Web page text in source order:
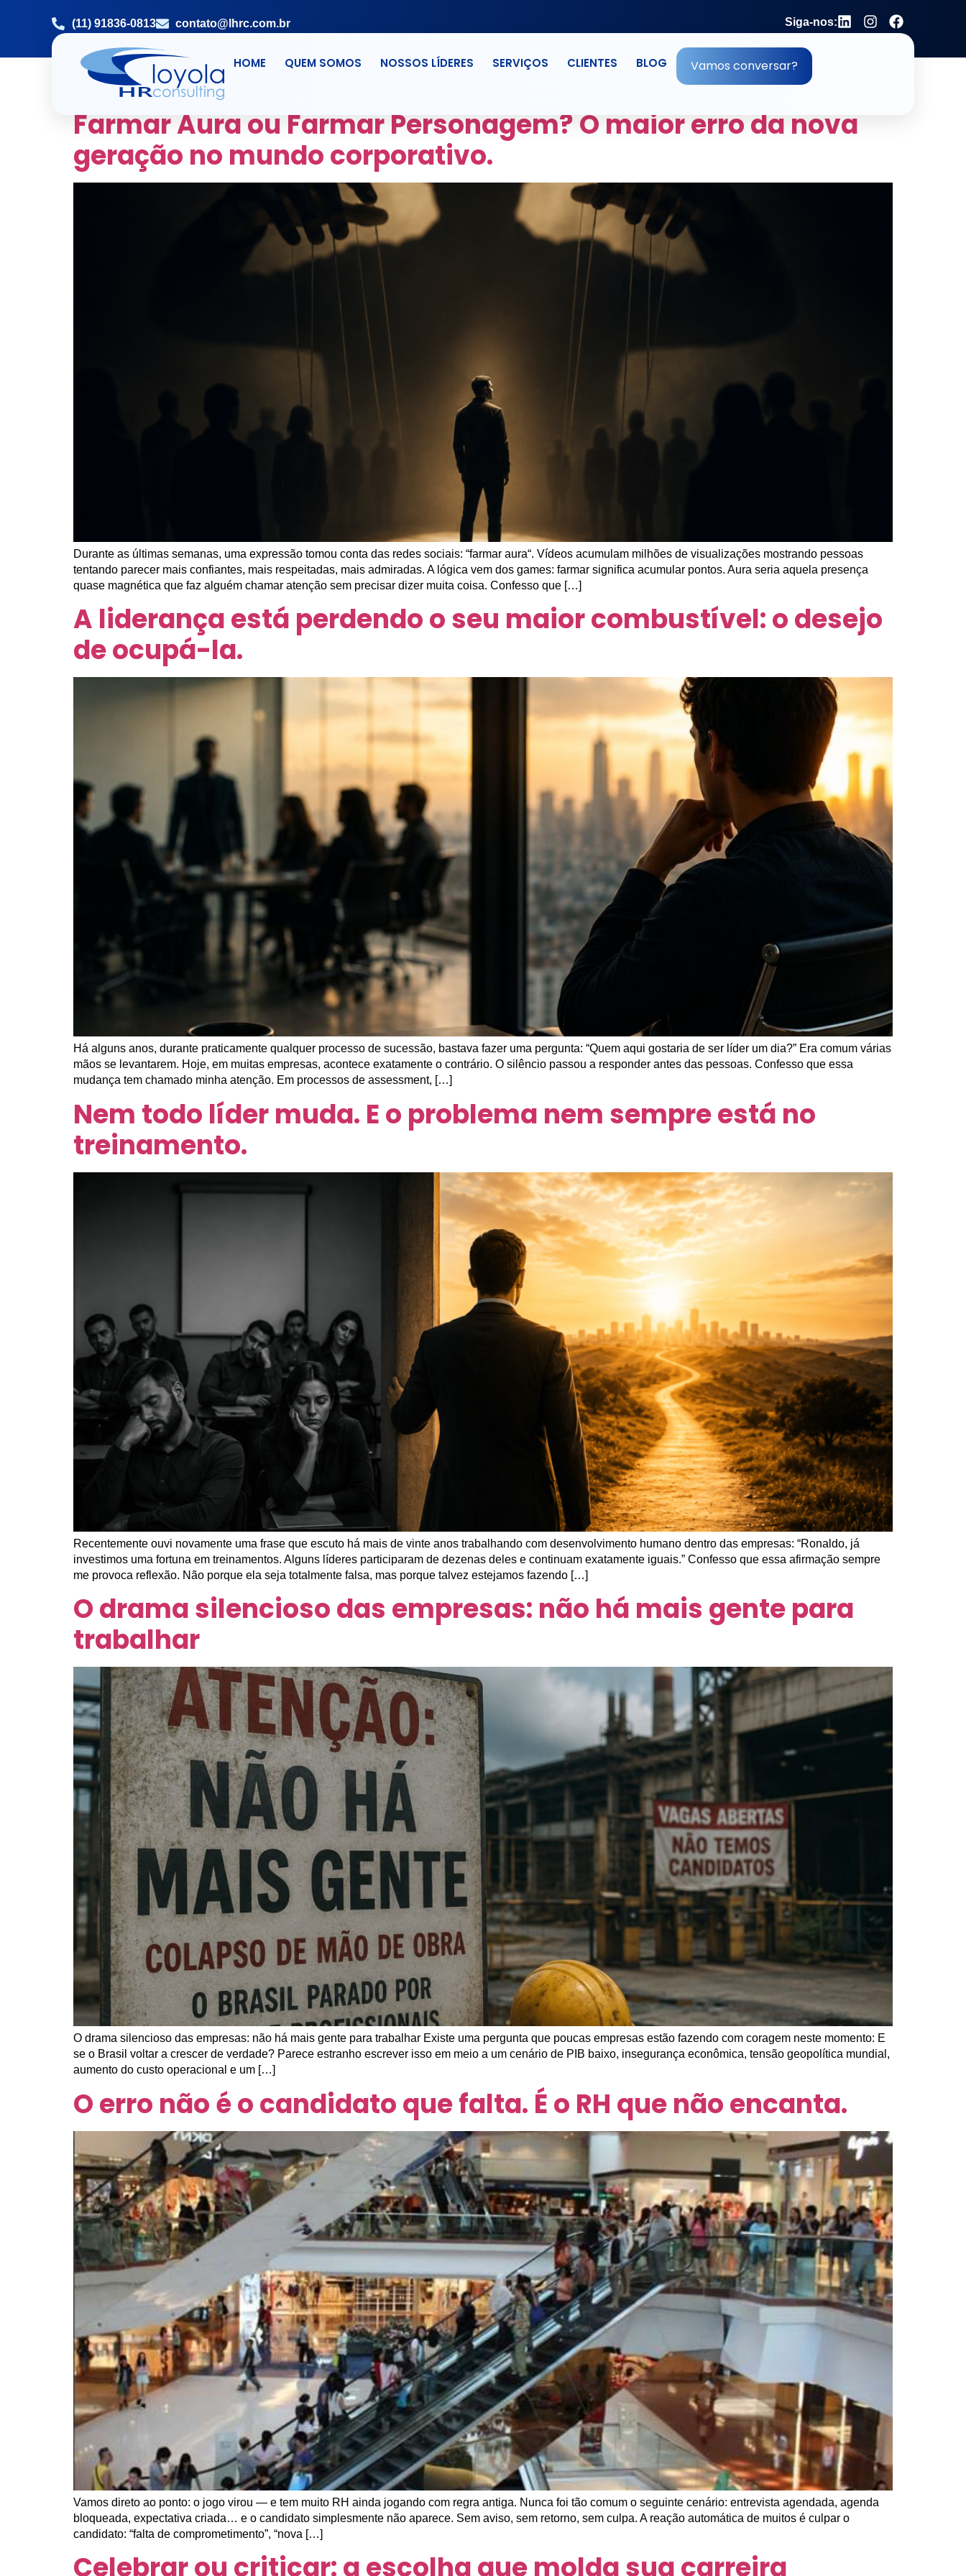
(11) 91836-0813 contato@lhrc.com.br Siga-nos:
HOME QUEM SOMOS NOSSOS LÍDERES SERVIÇOS CLIENTES BLOG Vamos conversar?
TAG:LHRC SENSO DE PERTENCIMENTO
Farmar Aura ou Farmar Personagem? O maior erro da nova
geração no mundo corporativo.
Durante as últimas semanas, uma expressão tomou conta das redes sociais: “farmar aura“. Vídeos acumulam milhões de visualizações mostrando pessoas
tentando parecer mais confiantes, mais respeitadas, mais admiradas. A lógica vem dos games: farmar significa acumular pontos. Aura seria aquela presença
quase magnética que faz alguém chamar atenção sem precisar dizer muita coisa. Confesso que […]
A liderança está perdendo o seu maior combustível: o desejo
de ocupá-la.
Há alguns anos, durante praticamente qualquer processo de sucessão, bastava fazer uma pergunta: “Quem aqui gostaria de ser líder um dia?” Era comum várias
mãos se levantarem. Hoje, em muitas empresas, acontece exatamente o contrário. O silêncio passou a responder antes das pessoas. Confesso que essa
mudança tem chamado minha atenção. Em processos de assessment, […]
Nem todo líder muda. E o problema nem sempre está no
treinamento.
Recentemente ouvi novamente uma frase que escuto há mais de vinte anos trabalhando com desenvolvimento humano dentro das empresas: “Ronaldo, já
investimos uma fortuna em treinamentos. Alguns líderes participaram de dezenas deles e continuam exatamente iguais.” Confesso que essa afirmação sempre
me provoca reflexão. Não porque ela seja totalmente falsa, mas porque talvez estejamos fazendo […]
O drama silencioso das empresas: não há mais gente para
trabalhar
O drama silencioso das empresas: não há mais gente para trabalhar Existe uma pergunta que poucas empresas estão fazendo com coragem neste momento: E
se o Brasil voltar a crescer de verdade? Parece estranho escrever isso em meio a um cenário de PIB baixo, insegurança econômica, tensão geopolítica mundial,
aumento do custo operacional e um […]
O erro não é o candidato que falta. É o RH que não encanta.
Vamos direto ao ponto: o jogo virou — e tem muito RH ainda jogando com regra antiga. Nunca foi tão comum o seguinte cenário: entrevista agendada, agenda
bloqueada, expectativa criada… e o candidato simplesmente não aparece. Sem aviso, sem retorno, sem culpa. A reação automática de muitos é culpar o
candidato: “falta de comprometimento”, “nova […]
Celebrar ou criticar: a escolha que molda sua carreira